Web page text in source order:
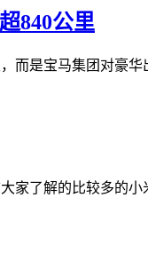
840公里
是宝马集团对豪
了解的比较多的